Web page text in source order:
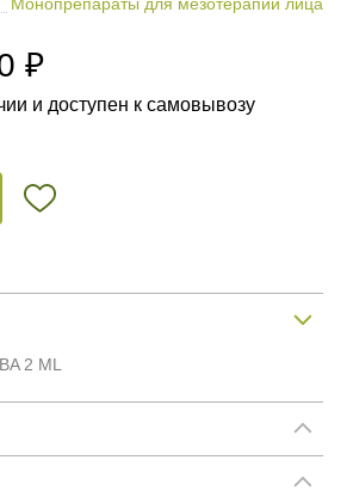
₽
и доступен к самовывозу
2 ML
2 ML